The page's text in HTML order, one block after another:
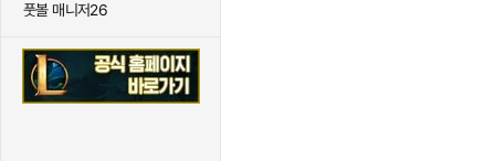
풋볼 매니저26